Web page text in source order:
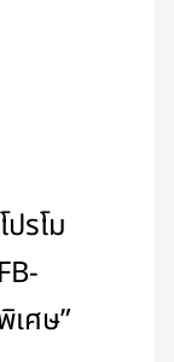
รโม
เศษ”